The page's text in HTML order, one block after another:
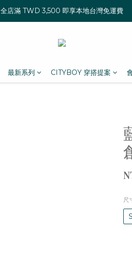
全店滿 TWD 3,500 即享本地台灣免運費
最新系列 CITYBOY 穿搭提案
尺
S